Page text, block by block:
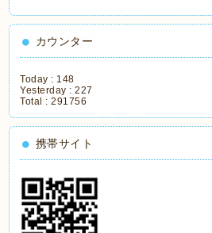
カウンター
Today : 148
Yesterday :227
Total :291756
携帯サイト